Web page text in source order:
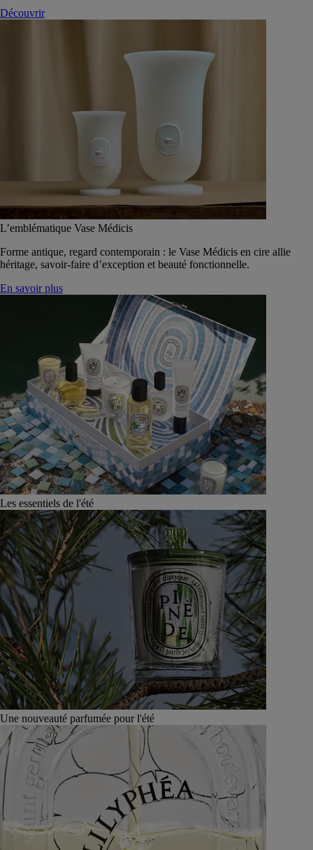
Découvrir
L’emblématique Vase Médicis
Forme antique, regard contemporain : le Vase Médicis en cire allie
héritage, savoir-faire d’exception et beauté fonctionnelle.
En savoir plus
Les essentiels de l'été
Une nouveauté parfumée pour l'été